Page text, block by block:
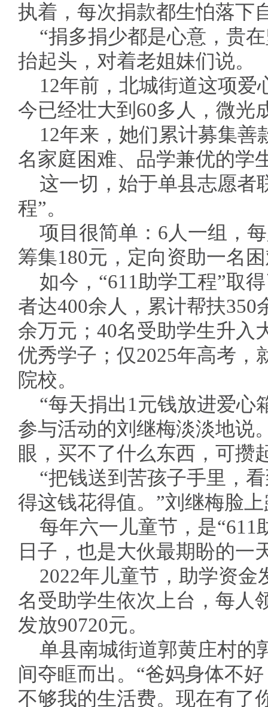
执着，每次捐款都生怕落下
“捐多捐少都是心意，贵
抬起头，对着老姐妹们说。
12年前，北城街道这项爱
今已经壮大到60多人，微光
12年来，她们累计募集善
名家庭困难、品学兼优的学
这一切，始于单县志愿者
程”。
项目很简单：6人一组，
筹集180元，定向资助一名
如今，“611助学工程”取
者达400余人，累计帮扶350
余万元；40名受助学生升入
优秀学子；仅2025年高考，
院校。
“每天捐出1元钱放进爱心
参与活动的刘继梅淡淡地说
眼，买不了什么东西，可攒
“把钱送到苦孩子手里，
得这钱花得值。”刘继梅脸
每年六一儿童节，是“611
日子，也是大伙最期盼的一
2022年儿童节，助学资
名受助学生依次上台，每人
发放90720元。
单县南城街道郭黄庄村的
间夺眶而出。“爸妈身体不
不够我的生活费。现在有了